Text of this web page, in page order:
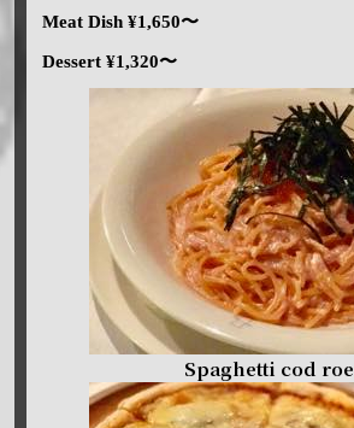
Meat Dish ¥1,650〜
Dessert ¥1,320〜
Spaghetti cod roe